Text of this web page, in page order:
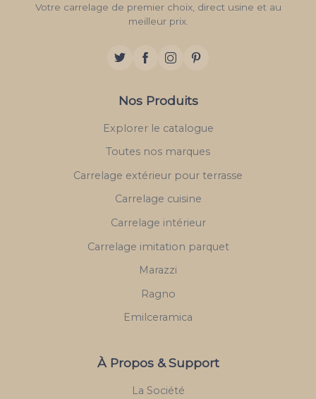
Votre carrelage de premier choix, direct usine et au
meilleur prix.
Nos Produits
Explorer le catalogue
Toutes nos marques
Carrelage extérieur pour terrasse
Carrelage cuisine
Carrelage intérieur
Carrelage imitation parquet
Marazzi
Ragno
Emilceramica
À Propos & Support
La Société